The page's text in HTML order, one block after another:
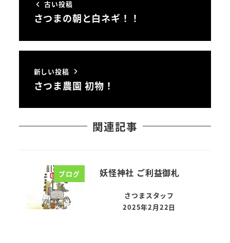
古い投稿
さつまの朝と白ネギ！！
新しい投稿
さつま農園 初物！
関連記事
ブログ 妖怪神社 ご利益御札
さつまスタッフ
投稿日
2025年2月22日